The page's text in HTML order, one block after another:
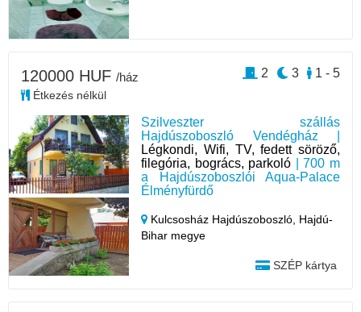
Szilveszter szállás
Hajdúszoboszló Vendégház |
Légkondi, Wifi, TV, fedett söröző,
filegória, bogrács, parkoló | 700 m
a Hajdúszoboszlói Aqua-Palace
Élményfürdő
Kulcsosház Hajdúszoboszló, Hajdú-
Bihar megye
SZÉP kártya
120000 HUF /ház
Étkezés nélkül
1 - 5
3
2